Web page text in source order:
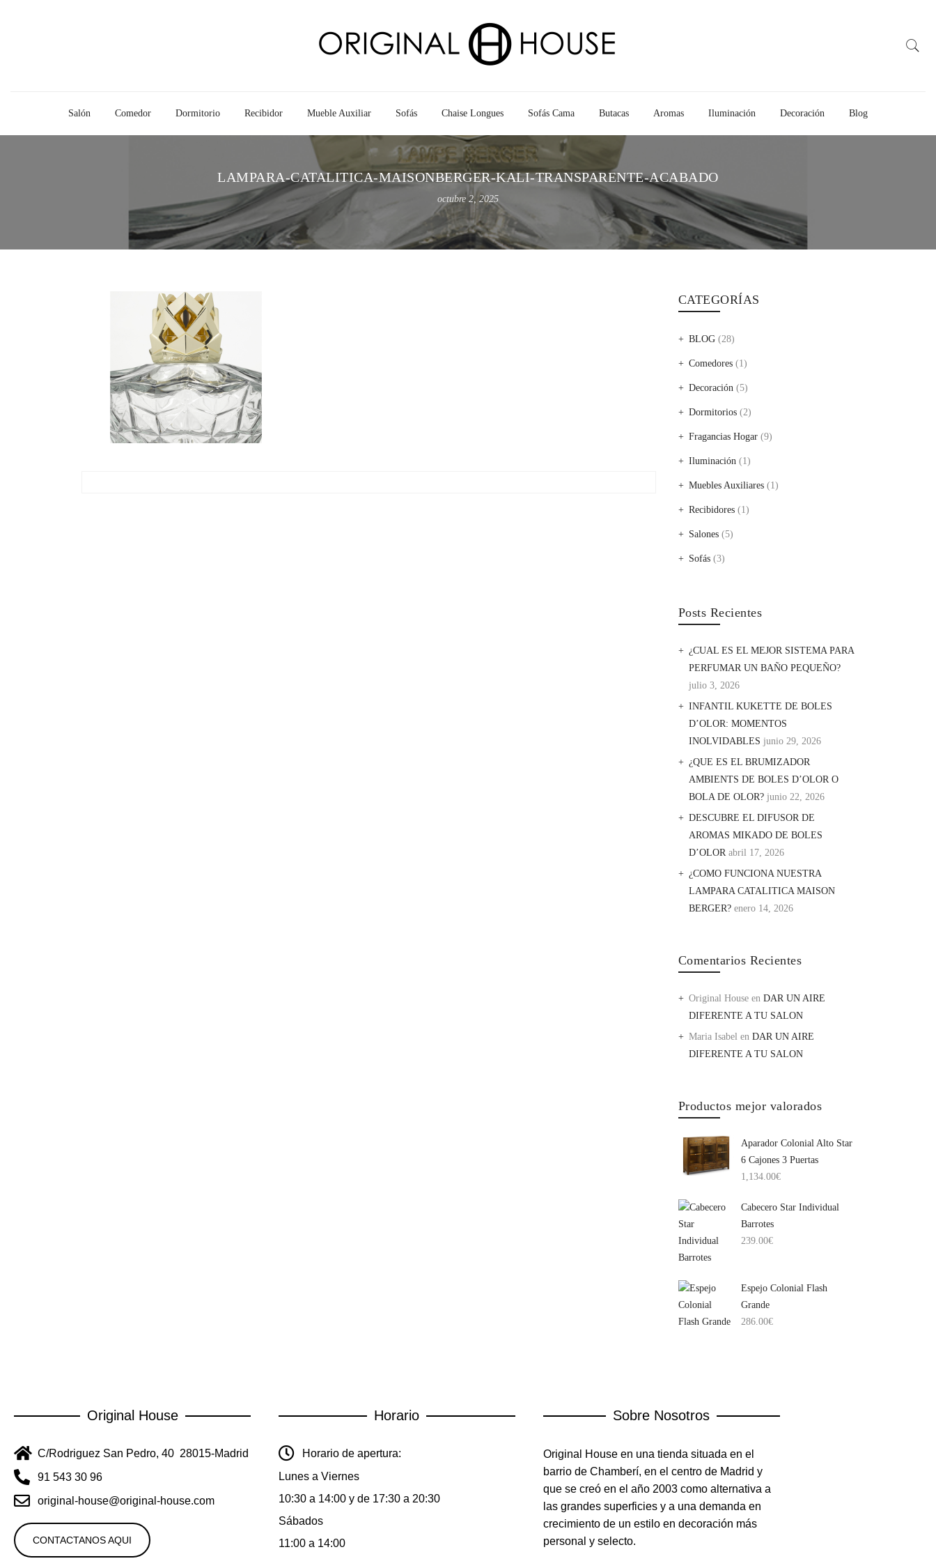
Salón Comedor Dormitorio Recibidor Mueble Auxiliar Sofás Chaise Longues Sofás Cama Butacas Aromas Iluminación Decoración Blog
LAMPARA-CATALITICA-MAISONBERGER-KALI-TRANSPARENTE-ACABADO
octubre 2, 2025
CATEGORÍAS
BLOG(28)
Comedores(1)
Decoración(5)
Dormitorios(2)
Fragancias Hogar(9)
Iluminación(1)
Muebles Auxiliares(1)
Recibidores(1)
Salones(5)
Sofás(3)
Posts Recientes
¿CUAL ES EL MEJOR SISTEMA PARA
PERFUMAR UN BAÑO PEQUEÑO?
julio 3, 2026
INFANTIL KUKETTE DE BOLES
D’OLOR: MOMENTOS
INOLVIDABLES junio 29, 2026
¿QUE ES EL BRUMIZADOR
AMBIENTS DE BOLES D’OLOR O
BOLA DE OLOR? junio 22, 2026
DESCUBRE EL DIFUSOR DE
AROMAS MIKADO DE BOLES
D’OLOR abril 17, 2026
¿COMO FUNCIONA NUESTRA
LAMPARA CATALITICA MAISON
BERGER? enero 14, 2026
Comentarios Recientes
Original Houseen DAR UN AIRE
DIFERENTE A TU SALON
Maria Isabelen DAR UN AIRE
DIFERENTE A TU SALON
Productos mejor valorados
Aparador Colonial Alto Star
6 Cajones 3 Puertas
1,134.00€
Cabecero Star Individual
Barrotes
239.00€
Espejo Colonial Flash
Grande
286.00€
Original House
C/Rodriguez San Pedro, 40 28015-Madrid
91 543 30 96
original-house@original-house.com
CONTACTANOS AQUI
Horario
Horario de apertura:
Lunes a Viernes
10:30 a 14:00 y de 17:30 a 20:30
Sábados
11:00 a 14:00
Sobre Nosotros
Original House en una tienda situada en el
barrio de Chamberí, en el centro de Madrid y
que se creó en el año 2003 como alternativa a
las grandes superficies y a una demanda en
crecimiento de un estilo en decoración más
personal y selecto.